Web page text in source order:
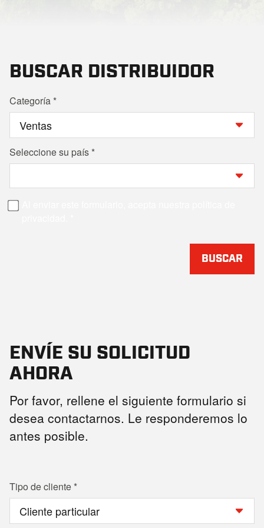
BUSCAR DISTRIBUIDOR
Categoría
Seleccione su país
BUSCAR
ENVÍE SU SOLICITUD
AHORA
Por favor, rellene el siguiente formulario si
desea contactarnos. Le responderemos lo
antes posible.
Tipo de cliente